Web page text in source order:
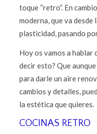
toque “retro”. En
moderna, que va desde
plasticidad, pasando
Hoy os vamos a hablar
decir esto? Que
para darle un aire
cambios y detalles,
la estética que quieres.
COCINAS RETRO